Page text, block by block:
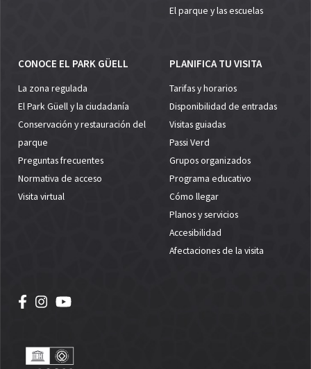
El parque y las escuelas
CONOCE EL PARK GÜELL
La zona regulada
El Park Güell y la ciudadanía
Conservación y restauración del
parque
Preguntas frecuentes
Normativa de acceso
Visita virtual
PLANIFICA TU VISITA
Tarifas y horarios
Disponibilidad de entradas
Visitas guiadas
Passi Verd
Grupos organizados
Programa educativo
Cómo llegar
Planos y servicios
Accesibilidad
Afectaciones de la visita